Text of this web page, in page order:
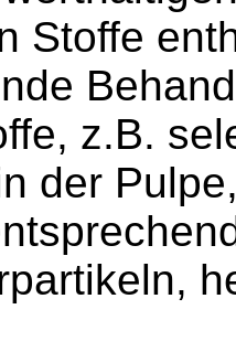
Stoffe
z.B.
der